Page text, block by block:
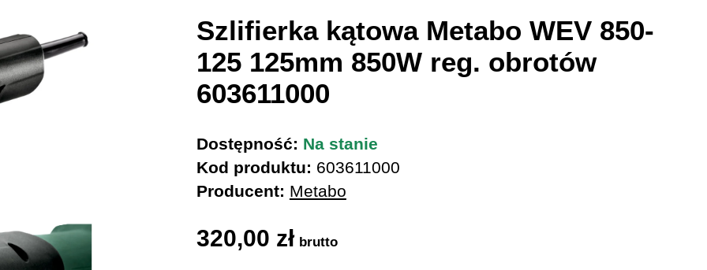
Szlifierka kątowa Metabo WEV 850-
125 125mm 850W reg. obrotów
603611000
Dostępność: Na stanie
Kod produktu: 603611000
Producent: Metabo
320,00 zł brutto